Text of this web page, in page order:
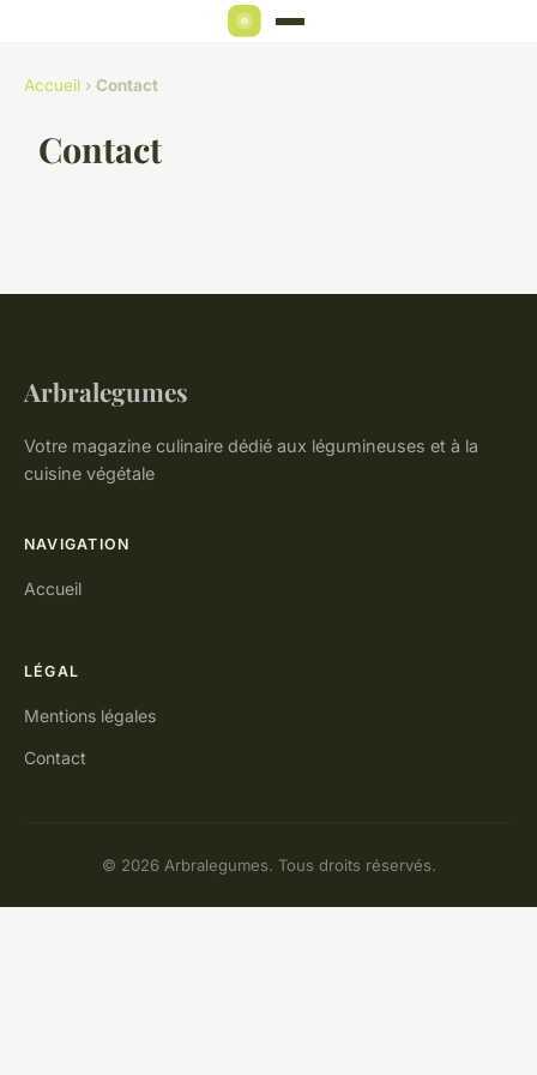
Accueil › Contact
Contact
Arbralegumes
Votre magazine culinaire dédié aux légumineuses et à la
cuisine végétale
NAVIGATION
Accueil
LÉGAL
Mentions légales
Contact
© 2026 Arbralegumes. Tous droits réservés.